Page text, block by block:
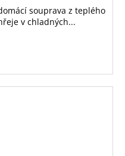
souprava z teplého
v chladných...